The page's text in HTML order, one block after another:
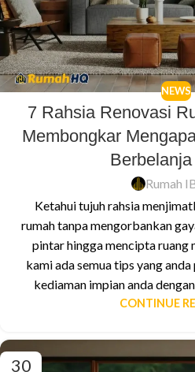
NEWS
7 Rahsia Renovasi
Membongkar
Rumah
Ketahui tujuh rahsia
rumah tanpa mengorbankan
pintar hingga mencipta ruang
kami ada semua tips yang
kediaman impian anda
CONTINUE
30